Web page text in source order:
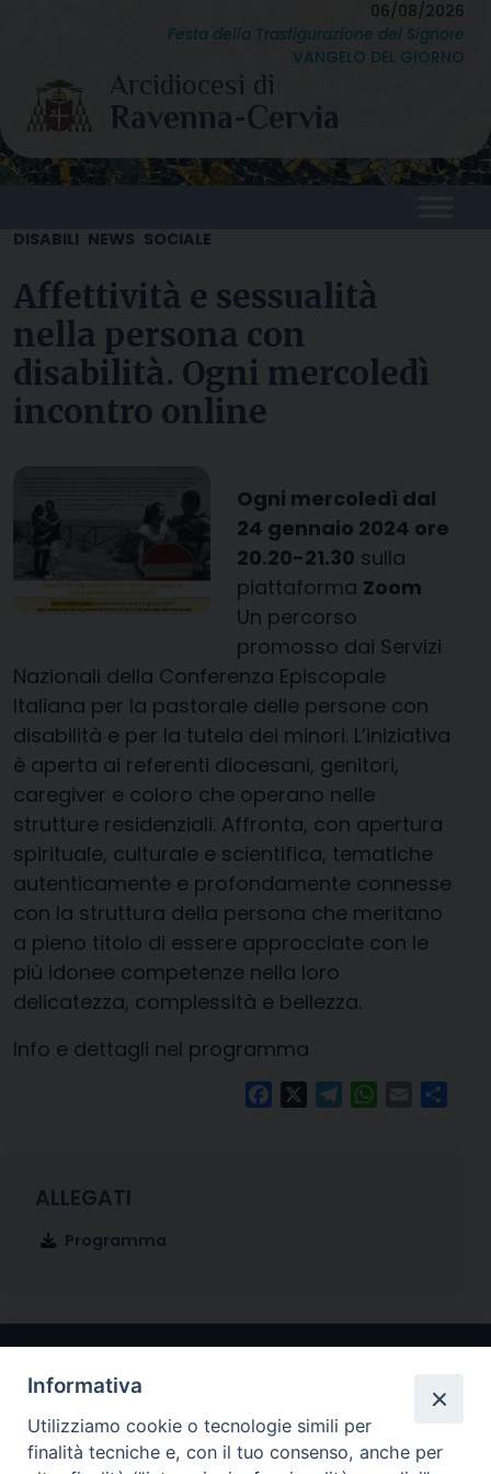
content
06/08/2026
Festa della Trasfigurazione del Signore
VANGELO DEL GIORNO
DISABILI NEWS SOCIALE
Affettività e sessualità
nella persona con
disabilità. Ogni mercoledì
incontro online
Ogni mercoledì dal
24 gennaio 2024 ore
20.20-21.30 sulla
piattaforma Zoom
Un percorso
promosso dai Servizi
Nazionali della Conferenza Episcopale
Italiana per la pastorale delle persone con
disabilità e per la tutela dei minori. L’iniziativa
è aperta ai referenti diocesani, genitori,
caregiver e coloro che operano nelle
strutture residenziali. Affronta, con apertura
spirituale, culturale e scientifica, tematiche
autenticamente e profondamente connesse
con la struttura della persona che meritano
a pieno titolo di essere approcciate con le
più idonee competenze nella loro
delicatezza, complessità e bellezza.
Info e dettagli nel programma
FacebookTelegramWhatsApp
Email
Programma
Informativa
Utilizziamo cookie o tecnologie simili per
finalità tecniche e, con il tuo consenso, anche per